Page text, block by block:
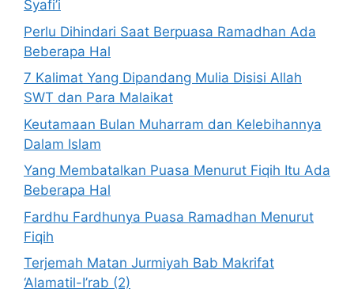
Syafi’i
Perlu Dihindari Saat Berpuasa Ramadhan Ada
Beberapa Hal
7 Kalimat Yang Dipandang Mulia Disisi Allah
SWT dan Para Malaikat
Keutamaan Bulan Muharram dan Kelebihannya
Dalam Islam
Yang Membatalkan Puasa Menurut Fiqih Itu Ada
Beberapa Hal
Fardhu Fardhunya Puasa Ramadhan Menurut
Fiqih
Terjemah Matan Jurmiyah Bab Makrifat
‘Alamatil-I’rab (2)